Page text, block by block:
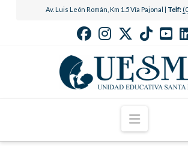
Av. Luis León Román, Km 1.5 Vía Pajonal | Telf: